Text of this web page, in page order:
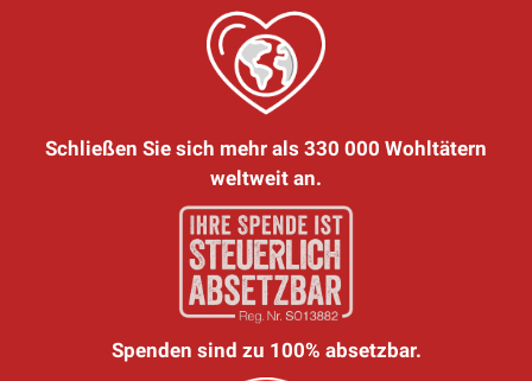
Schließen Sie sich mehr als 330 000 Wohltätern
weltweit an.
Spenden sind zu 100% absetzbar.